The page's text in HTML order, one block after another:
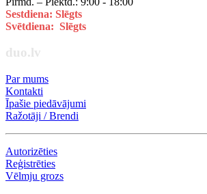
Sestdiena: Slēgts
Svētdiena: Slēgts
duo.lv
Par mums
Kontakti
Īpašie piedāvājumi
Ražotāji / Brendi
Autorizēties
Reģistrēties
Vēlmju grozs